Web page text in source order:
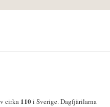
cirka 110i Sverige. Dagfjärilarna